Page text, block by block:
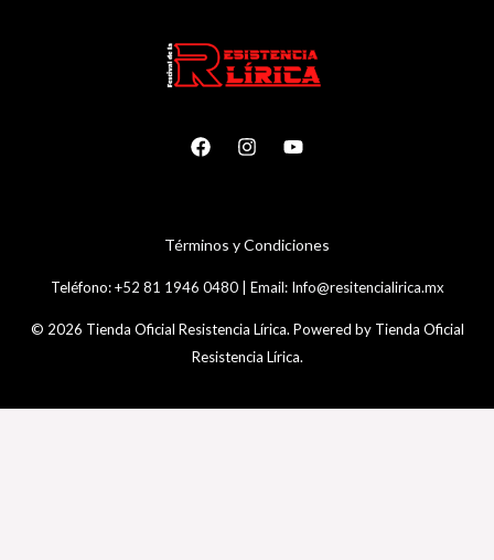
Términos y Condiciones
Teléfono:+52 81 1946 0480| Email: Info@resitencialirica.mx
© 2026 Tienda Oficial Resistencia Lírica. Powered by Tienda Oficial
Resistencia Lírica.